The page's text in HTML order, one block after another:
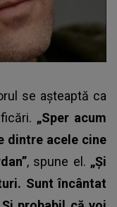
se așteaptă ca
„Sper acum
dintre acele cine
, spune el. „Și
Sunt încântat